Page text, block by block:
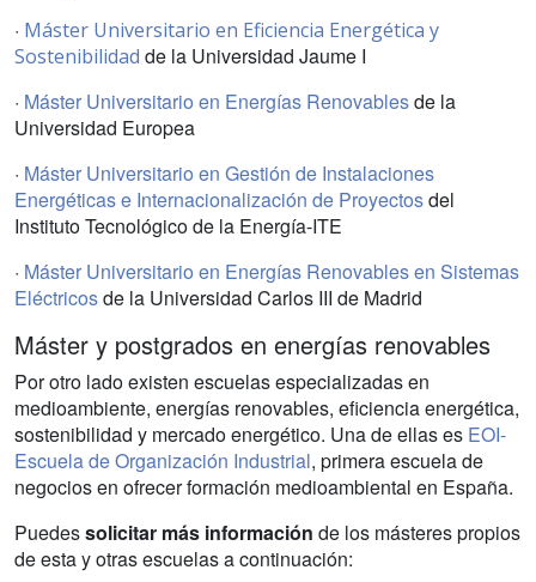
· Máster Universitario en Eficiencia Energética y
Sostenibilidad de la Universidad Jaume I
· Máster Universitario en Energías Renovablesde la
Universidad Europea
· Máster Universitario en Gestión de Instalaciones
Energéticas e Internacionalización de Proyectosdel
Instituto Tecnológico de la Energía-ITE
· Máster Universitario en Energías Renovables en Sistemas
Eléctricosde la Universidad Carlos III de Madrid
Máster y postgrados en energías renovables
Por otro lado existen escuelas especializadas en
medioambiente, energías renovables, eficiencia energética,
sostenibilidad y mercado energético. Una de ellas es EOI-
Escuela de Organización Industrial, primera escuela de
negocios en ofrecer formación medioambiental en España.
Puedessolicitar más información de los másteres propios
de esta y otras escuelas a continuación: